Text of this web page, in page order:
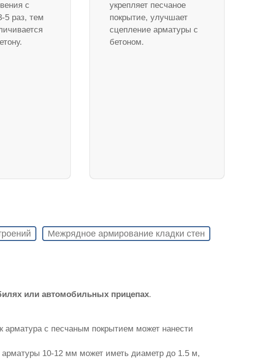
с
5 раз, тем
укрепляет песчаное
покрытие, улучшает
сцепление арматуры с
бетоном.
Межрядное армирование кладки стен
или автомобильных прицепах.
арматура с песчаным покрытием может нанести
10-12 мм может иметь диаметр до 1.5 м,